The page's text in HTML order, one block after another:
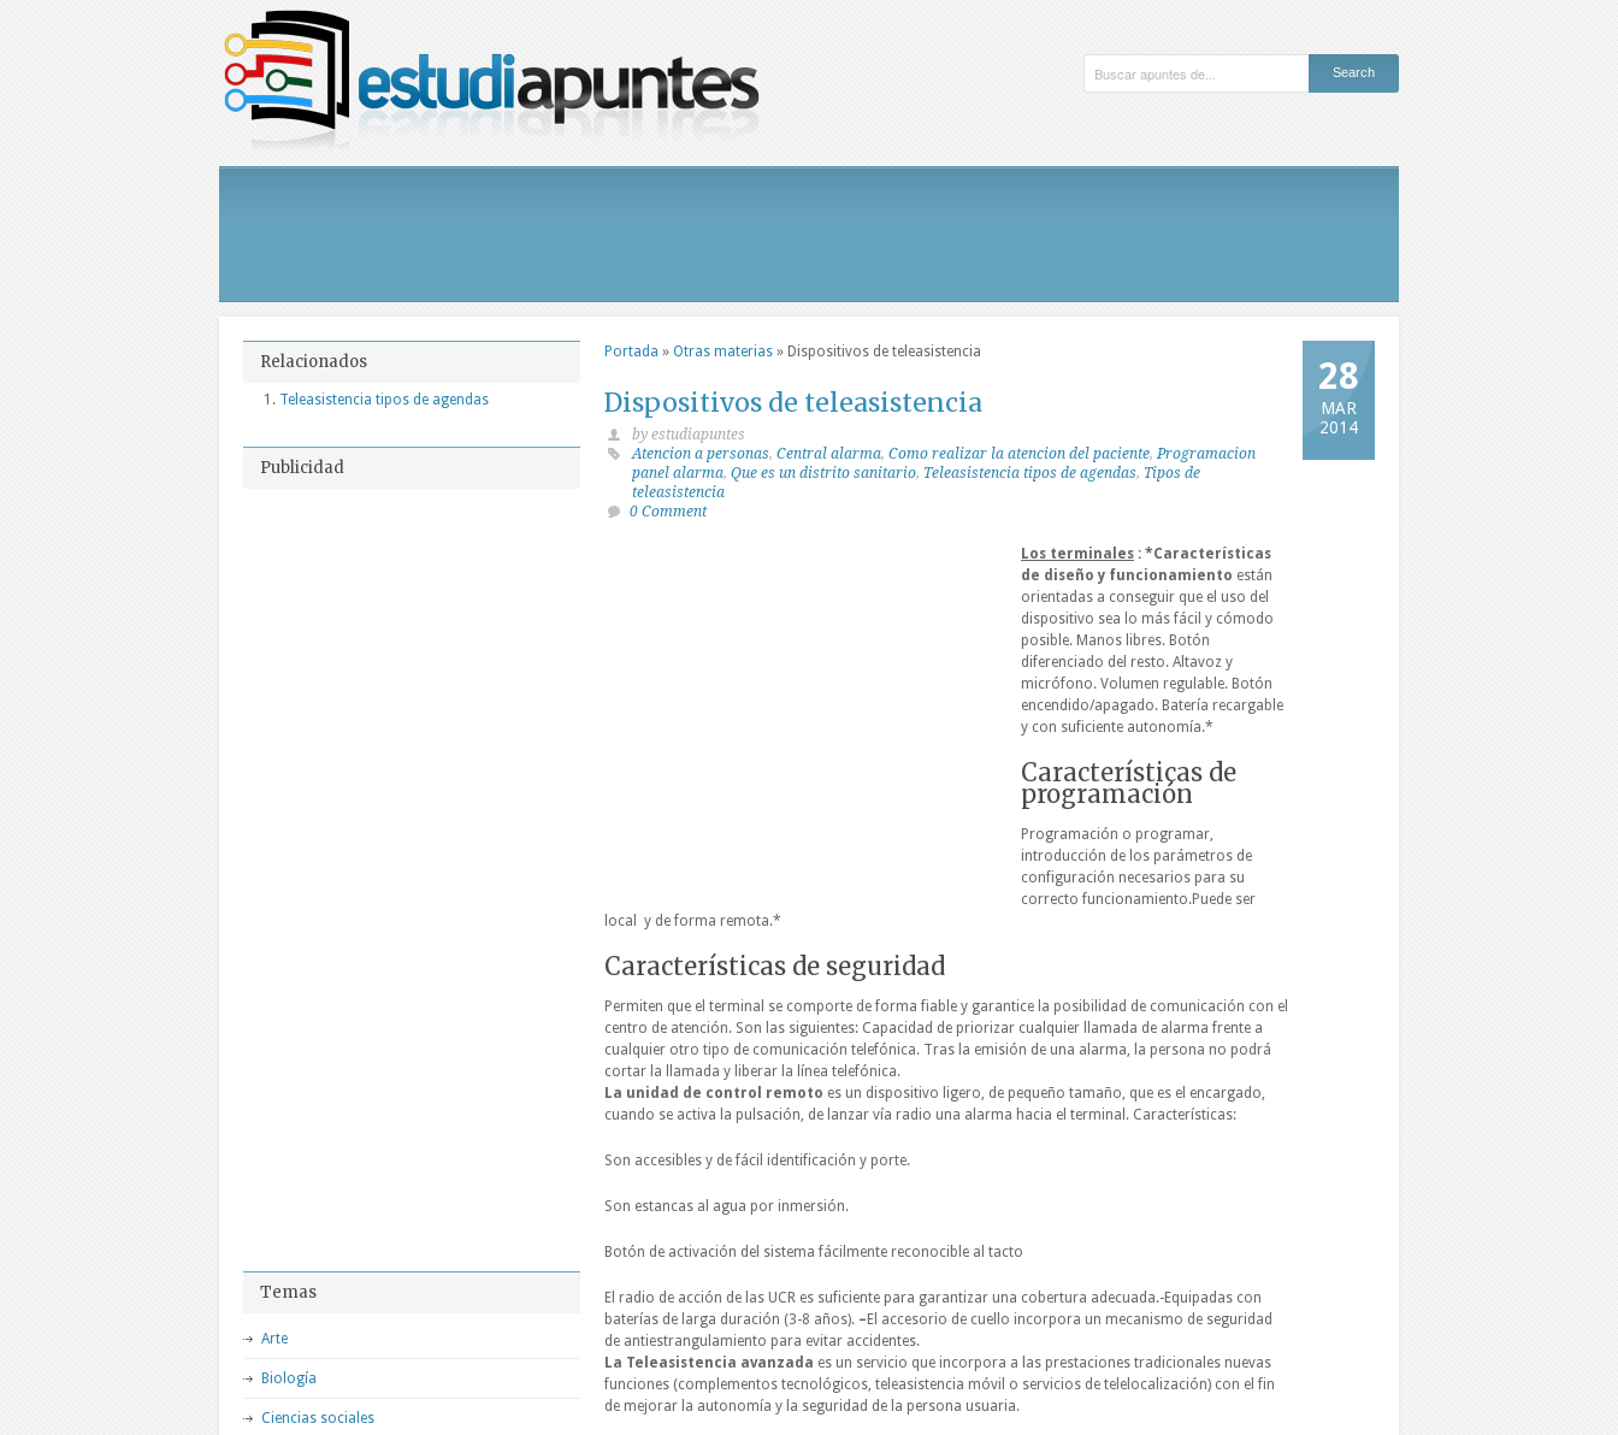
28
MAR
2014
Portada » Otras materias » Dispositivos de teleasistencia
Dispositivos de teleasistencia
by estudiapuntes
Atencion a personas, Central alarma, Como realizar la atencion del paciente,Programacion
panel alarma, Que es un distrito sanitario, Teleasistencia tipos de agendas, Tipos de
teleasistencia
0 Comment
Los terminales : *Características
de diseño y funcionamiento están
orientadas a conseguir que el uso del
dispositivo sea lo más fácil y cómodo
posible. Manos libres. Botón
diferenciado del resto. Altavoz y
micrófono. Volumen regulable. Botón
encendido/apagado. Batería recargable
y con suficiente autonomía.*
Características de
programación
Programación o programar,
introducción de los parámetros de
configuración necesarios para su
correcto funcionamiento.Puede ser
local y de forma remota.*
Características de seguridad
Permiten que el terminal se comporte de forma fiable y garantice la posibilidad de comunicación con el
centro de atención. Son las siguientes: Capacidad de priorizar cualquier llamada de alarma frente a
cualquier otro tipo de comunicación telefónica. Tras la emisión de una alarma, la persona no podrá
cortar la llamada y liberar la línea telefónica.
La unidad de control remoto es un dispositivo ligero, de pequeño tamaño, que es el encargado,
cuando se activa la pulsación, de lanzar vía radio una alarma hacia el terminal. Características:
Son accesibles y de fácil identificación y porte.
Son estancas al agua por inmersión.
Botón de activación del sistema fácilmente reconocible al tacto
El radio de acción de las UCR es suficiente para garantizar una cobertura adecuada.-Equipadas con
baterías de larga duración (3-8 años). – El accesorio de cuello incorpora un mecanismo de seguridad
de antiestrangulamiento para evitar accidentes.
La Teleasistencia avanzada es un servicio que incorpora a las prestaciones tradicionales nuevas
funciones (complementos tecnológicos, teleasistencia móvil o servicios de telelocalización) con el fin
de mejorar la autonomía y la seguridad de la persona usuaria.
Relacionados
Teleasistencia tipos de agendas
Publicidad
Temas
Arte
Biología
Ciencias sociales